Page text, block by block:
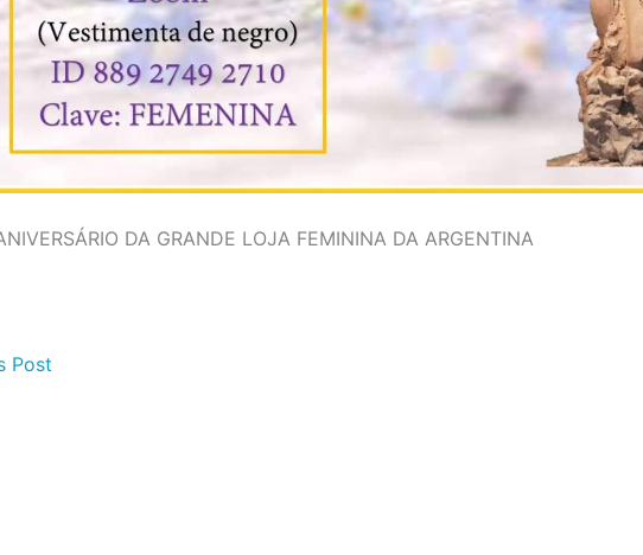
DA GRANDE LOJA FEMININA DA ARGENTINA
Post